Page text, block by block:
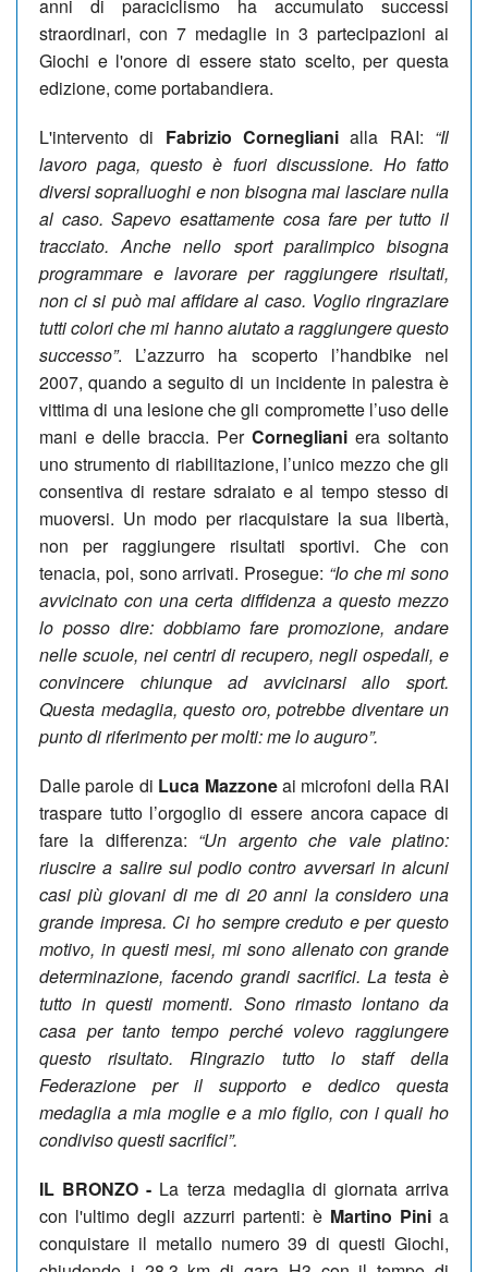
anni di paraciclismo ha accumulato successi
straordinari, con 7 medaglie in 3 partecipazioni ai
Giochi e l'onore di essere stato scelto, per questa
edizione, come portabandiera.
L'intervento di Fabrizio Cornegliani alla RAI: “Il
lavoro paga, questo è fuori discussione. Ho fatto
diversi sopralluoghi e non bisogna mai lasciare nulla
al caso. Sapevo esattamente cosa fare per tutto il
tracciato. Anche nello sport paralimpico bisogna
programmare e lavorare per raggiungere risultati,
non ci si può mai affidare al caso. Voglio ringraziare
tutti colori che mi hanno aiutato a raggiungere questo
successo”. L’azzurro ha scoperto l’handbike nel
2007, quando a seguito di un incidente in palestra è
vittima di una lesione che gli compromette l’uso delle
mani e delle braccia. Per Cornegliani era soltanto
uno strumento di riabilitazione, l’unico mezzo che gli
consentiva di restare sdraiato e al tempo stesso di
muoversi. Un modo per riacquistare la sua libertà,
non per raggiungere risultati sportivi. Che con
tenacia, poi, sono arrivati. Prosegue: “Io che mi sono
avvicinato con una certa diffidenza a questo mezzo
lo posso dire: dobbiamo fare promozione, andare
nelle scuole, nei centri di recupero, negli ospedali, e
convincere chiunque ad avvicinarsi allo sport.
Questa medaglia, questo oro, potrebbe diventare un
punto di riferimento per molti: me lo auguro”.
Dalle parole di Luca Mazzoneai microfoni della RAI
traspare tutto l’orgoglio di essere ancora capace di
fare la differenza: “Un argento che vale platino:
riuscire a salire sul podio contro avversari in alcuni
casi più giovani di me di 20 anni la considero una
grande impresa. Ci ho sempre creduto e per questo
motivo, in questi mesi, mi sono allenato con grande
determinazione, facendo grandi sacrifici. La testa è
tutto in questi momenti. Sono rimasto lontano da
casa per tanto tempo perché volevo raggiungere
questo risultato. Ringrazio tutto lo staff della
Federazione per il supporto e dedico questa
medaglia a mia moglie e a mio figlio, con i quali ho
condiviso questi sacrifici”.
IL BRONZO - La terza medaglia di giornata arriva
con l'ultimo degli azzurri partenti: è Martino Pini a
conquistare il metallo numero 39 di questi Giochi,